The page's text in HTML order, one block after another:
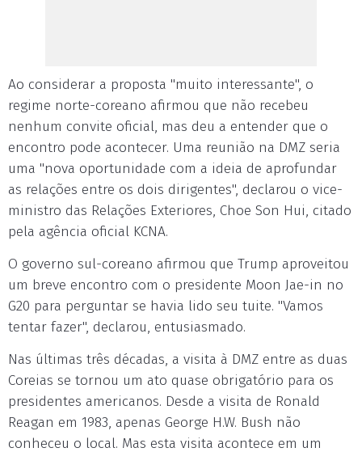
Ao considerar a proposta "muito interessante", o
regime norte-coreano afirmou que não recebeu
nenhum convite oficial, mas deu a entender que o
encontro pode acontecer. Uma reunião na DMZ seria
uma "nova oportunidade com a ideia de aprofundar
as relações entre os dois dirigentes", declarou o vice-
ministro das Relações Exteriores, Choe Son Hui, citado
pela agência oficial KCNA.
O governo sul-coreano afirmou que Trump aproveitou
um breve encontro com o presidente Moon Jae-in no
G20 para perguntar se havia lido seu tuite. "Vamos
tentar fazer", declarou, entusiasmado.
Nas últimas três décadas, a visita à DMZ entre as duas
Coreias se tornou um ato quase obrigatório para os
presidentes americanos. Desde a visita de Ronald
Reagan em 1983, apenas George H.W. Bush não
conheceu o local. Mas esta visita acontece em um